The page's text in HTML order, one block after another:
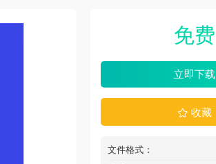
免费
立即下载
收藏
文件格式：